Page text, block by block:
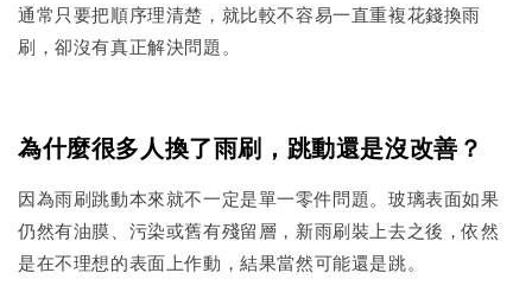
通常只要把順序理清楚，就比較不容易一直重複花錢換雨
刷，卻沒有真正解決問題。
為什麼很多人換了雨刷，跳動還是沒改善？
因為雨刷跳動本來就不一定是單一零件問題。玻璃表面如果
仍然有油膜、污染或舊有殘留層，新雨刷裝上去之後，依然
是在不理想的表面上作動，結果當然可能還是跳。